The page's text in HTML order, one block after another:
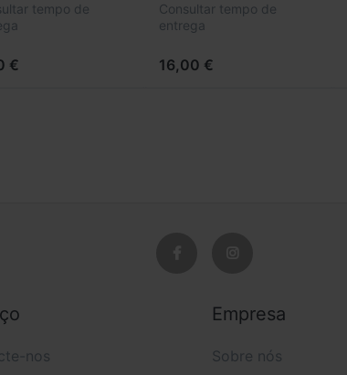
tempo de
€
Consultar tempo de
entrega
16,00 €
nos
Empresa
Sobre nós